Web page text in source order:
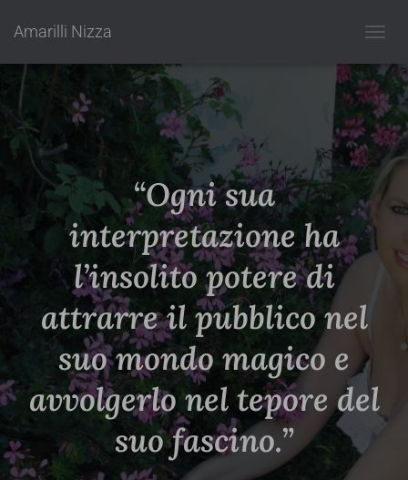
Amarilli Nizza
a
v
i
g
a
o
“Ogni sua
interpretazione ha
l’insolito potere di
attrarre il pubblico nel
suo mondo magico e
avvolgerlo nel tepore del
suo fascino.”